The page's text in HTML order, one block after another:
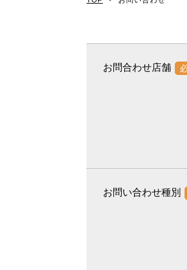
お問合わせ店舗
お問い合わせ種別